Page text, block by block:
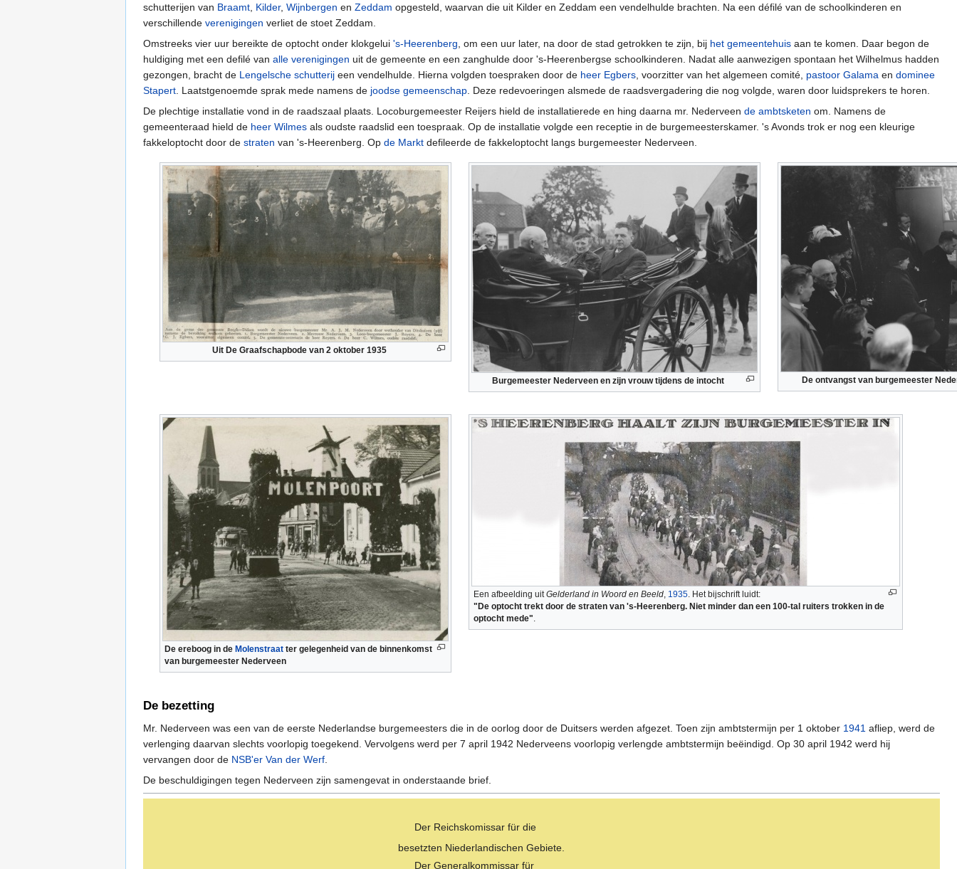
schutterijen van Braamt Kilder, Wijnbergen en Zeddam opgesteld, waarvan die uit Kilder en Zeddam een vendelhulde brachten. Na een défilé van de schoolkinderen en
verschillende verenigingen verliet de stoet Zeddam.
Omstreeks vier uur bereikte de optocht onder klokgelui 's-Heerenberg , om een uur later, na door de stad getrokken te zijn, bij het gemeentehuis aan te komen. Daar begon de
huldiging met een defilé van alle verenigingen uit de gemeente en een zanghulde door 's-Heerenbergse schoolkinderen. Nadat alle aanwezigen spontaan het Wilhelmus hadden
gezongen, bracht de Lengelsche schutterij een vendelhulde. Hierna volgden toespraken door de heer Egbers , voorzitter van het algemeen comité, pastoor Galama en dominee
Stapert . Laatstgenoemde sprak mede namens de joodse gemeenschap . Deze redevoeringen alsmede de raadsvergadering die nog volgde, waren door luidsprekers te horen.
De plechtige installatie vond in de raadszaal plaats. Locoburgemeester Reijers hield de installatierede en hing daarna mr. Nederveen de ambtsketen om. Namens de
gemeenteraad hield de heer Wilmes als oudste raadslid een toespraak. Op de installatie volgde een receptie in de burgemeesterskamer. 's Avonds trok er nog een kleurige
fakkeloptocht door de straten van 's-Heerenberg. Op de Markt defileerde de fakkeloptocht langs burgemeester Nederveen.
Uit De Graafschapbode van 2 oktober 1935
Burgemeester Nederveen en zijn vrouw tijdens de intocht De ontvangst van burgemeester
De ereboog in de Molenstraat ter gelegenheid van de binnenkomst
van burgemeester Nederveen
Een afbeelding uitGelderland in Woord en Beeld 1935 . Het bijschrift luidt:
"De optocht trekt door de straten van 's-Heerenberg. Niet minder dan een 100-tal ruiters trokken in de
optocht mede"
De bezetting
Mr. Nederveen was een van de eerste Nederlandse burgemeesters die in de oorlog door de Duitsers werden afgezet. Toen zijn ambtstermijn per 1 oktober 1941 afliep, werd de
verlenging daarvan slechts voorlopig toegekend. Vervolgens werd per 7 april 1942 Nederveens voorlopig verlengde ambtstermijn beëindigd. Op 30 april 1942 werd hij
vervangen door de NSB'er Van der Werf
De beschuldigingen tegen Nederveen zijn samengevat in onderstaande brief.
Der Reichskomissar für die
besetzten Niederlandischen Gebiete.
Der Generalkommissar für